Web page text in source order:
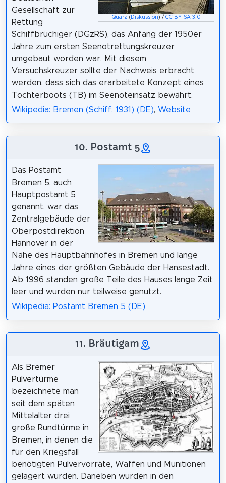
Quarz ( Diskussion ) / CC BY-SA 3.0
Gesellschaft zur
Rettung
Schiffbrüchiger (DGzRS), das Anfang der 1950er
Jahre zum ersten Seenotrettungskreuzer
umgebaut worden war. Mit diesem
Versuchskreuzer sollte der Nachweis erbracht
werden, dass sich das erarbeitete Konzept eines
Tochterboots (TB) im Seenoteinsatz bewährt.
Wikipedia: Bremen (Schiff, 1931) (DE), Website
10. Postamt 5
Das Postamt
Bremen 5, auch
Hauptpostamt 5
genannt, war das
Zentralgebäude der
Oberpostdirektion
Hannover in der
Nähe des Hauptbahnhofes in Bremen und lange
Jahre eines der größten Gebäude der Hansestadt.
Ab 1996 standen große Teile des Hauses lange Zeit
leer und wurden nur teilweise genutzt.
Wikipedia: Postamt Bremen 5 (DE)
11. Bräutigam
Als Bremer
Pulvertürme
bezeichnete man
seit dem späten
Mittelalter drei
große Rundtürme in
Bremen, in denen die
für den Kriegsfall
benötigten Pulvervorräte, Waffen und Munitionen
gelagert wurden. Daneben wurden in den